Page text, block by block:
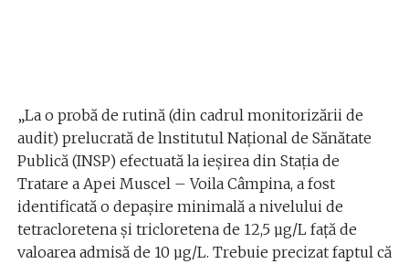
„La o probă de rutină (din cadrul monitorizării de
audit) prelucrată de lnstitutul Naţional de Sănătate
Publică (INSP) efectuată la ieşirea din Staţia de
Tratare a Apei Muscel – Voila Câmpina, a fost
identificată o depaşire minimală a nivelului de
tetracloretena şi tricloretena de 12,5 µg/L faţă de
valoarea admisă de 10 µg/L. Trebuie precizat faptul că